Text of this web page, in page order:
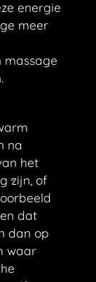
energie
meer
massage
na
het
zijn, of
dat
dan op
waar